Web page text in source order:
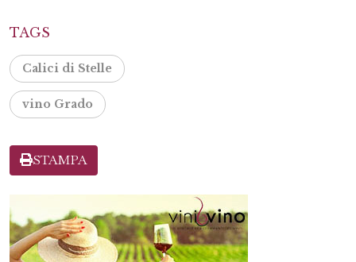
TAGS
Calici di Stelle
vino Grado
STAMPA